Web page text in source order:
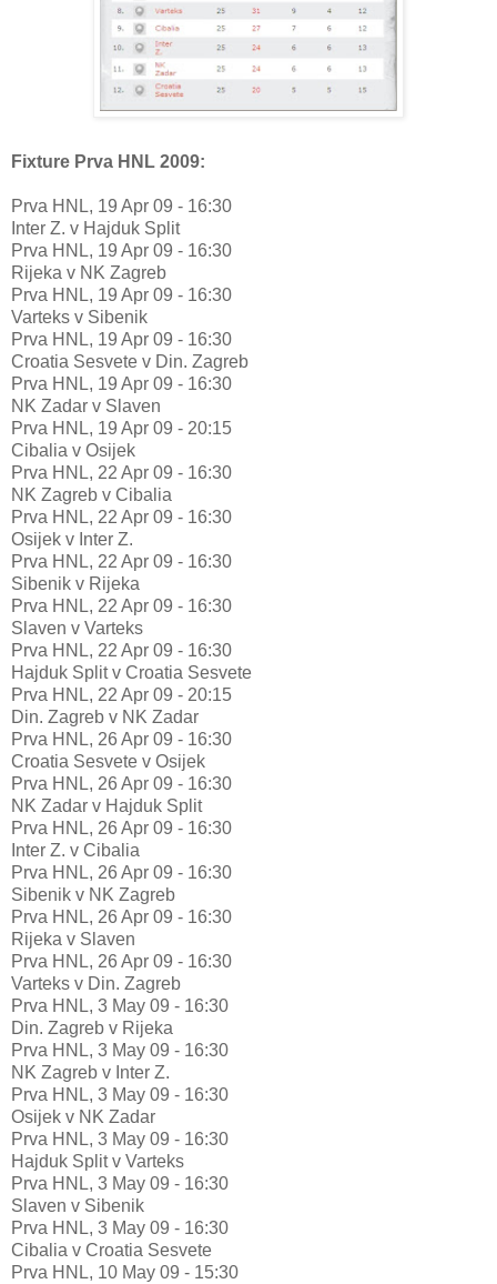
Fixture Prva HNL 2009:
Prva HNL, 19 Apr 09 - 16:30
Inter Z. v Hajduk Split
Prva HNL, 19 Apr 09 - 16:30
Rijeka v NK Zagreb
Prva HNL, 19 Apr 09 - 16:30
Varteks v Sibenik
Prva HNL, 19 Apr 09 - 16:30
Croatia Sesvete v Din. Zagreb
Prva HNL, 19 Apr 09 - 16:30
NK Zadar v Slaven
Prva HNL, 19 Apr 09 - 20:15
Cibalia v Osijek
Prva HNL, 22 Apr 09 - 16:30
NK Zagreb v Cibalia
Prva HNL, 22 Apr 09 - 16:30
Osijek v Inter Z.
Prva HNL, 22 Apr 09 - 16:30
Sibenik v Rijeka
Prva HNL, 22 Apr 09 - 16:30
Slaven v Varteks
Prva HNL, 22 Apr 09 - 16:30
Hajduk Split v Croatia Sesvete
Prva HNL, 22 Apr 09 - 20:15
Din. Zagreb v NK Zadar
Prva HNL, 26 Apr 09 - 16:30
Croatia Sesvete v Osijek
Prva HNL, 26 Apr 09 - 16:30
NK Zadar v Hajduk Split
Prva HNL, 26 Apr 09 - 16:30
Inter Z. v Cibalia
Prva HNL, 26 Apr 09 - 16:30
Sibenik v NK Zagreb
Prva HNL, 26 Apr 09 - 16:30
Rijeka v Slaven
Prva HNL, 26 Apr 09 - 16:30
Varteks v Din. Zagreb
Prva HNL, 3 May 09 - 16:30
Din. Zagreb v Rijeka
Prva HNL, 3 May 09 - 16:30
NK Zagreb v Inter Z.
Prva HNL, 3 May 09 - 16:30
Osijek v NK Zadar
Prva HNL, 3 May 09 - 16:30
Hajduk Split v Varteks
Prva HNL, 3 May 09 - 16:30
Slaven v Sibenik
Prva HNL, 3 May 09 - 16:30
Cibalia v Croatia Sesvete
Prva HNL, 10 May 09 - 15:30